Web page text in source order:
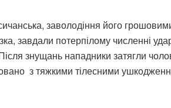
заволодіння його
завдали потерпілому численні
знущань нападники затягли
з тяжкими тілесними